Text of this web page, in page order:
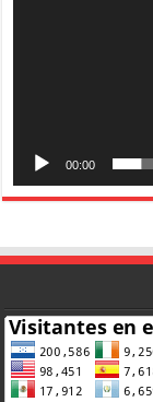
00:00